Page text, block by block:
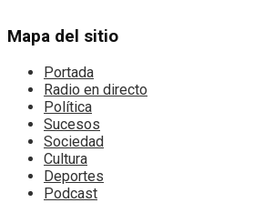
Mapa del sitio
Portada
Radio en directo
Política
Sucesos
Sociedad
Cultura
Deportes
Podcast